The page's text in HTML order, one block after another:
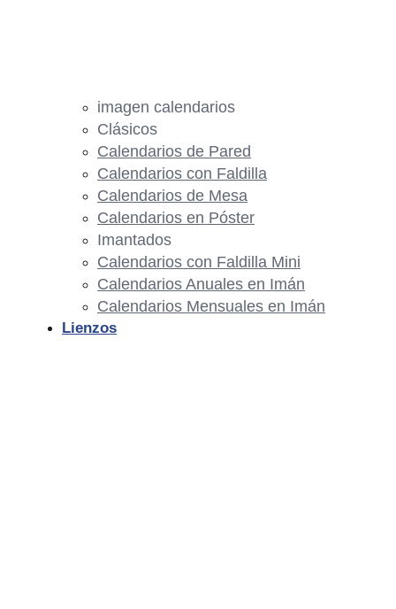
imagen calendarios
Clásicos
Calendarios de Pared
Calendarios con Faldilla
Calendarios de Mesa
Calendarios en Póster
Imantados
Calendarios con Faldilla Mini
Calendarios Anuales en Imán
Calendarios Mensuales en Imán
Lienzos